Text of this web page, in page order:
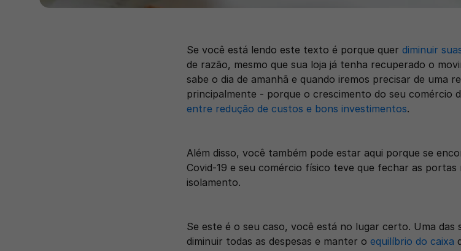
Se você está lendo este texto é porque quer diminuir
de razão, mesmo que sua loja já tenha recuperado o
sabe o dia de amanhã e quando iremos precisar de uma
principalmente - porque o crescimento do seu comércio
entre redução de custos e bons investimentos.
Além disso, você também pode estar aqui porque se
Covid-19 e seu comércio físico teve que fechar as portas
isolamento.
Se este é o seu caso, você está no lugar certo. Uma das
diminuir todas as despesas e manter o equilíbrio do caixa